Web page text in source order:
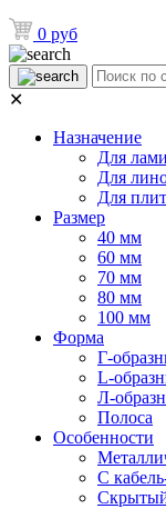
0 руб
✕
Назначение
Для
Для
Для
Размер
40 мм
60 мм
70 мм
80 мм
100 мм
Форма
Г-
L-
Л-
Полоса
Особенности
С